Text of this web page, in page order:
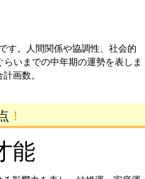
す。人間関係や協調性、社会的
いまでの中年期の運勢を表しま
画数。
！
能